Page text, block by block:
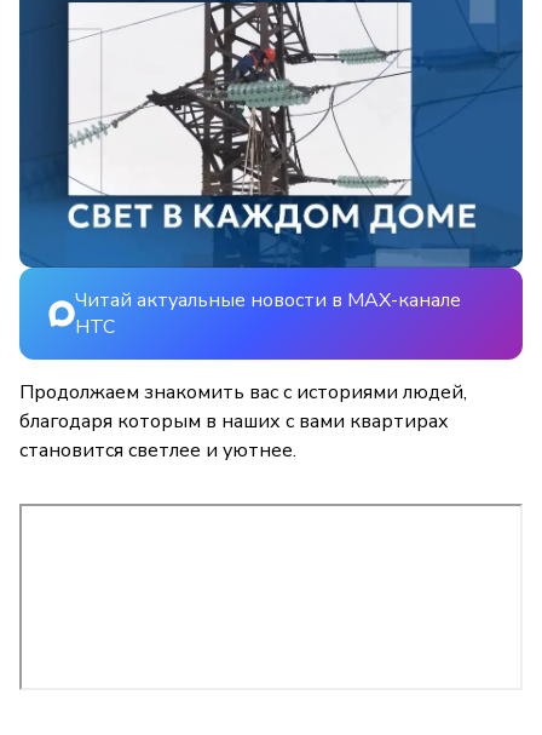
Читай актуальные новости в MAX-канале
НТС
Продолжаем знакомить вас с историями людей,
благодаря которым в наших с вами квартирах
становится светлее и уютнее.